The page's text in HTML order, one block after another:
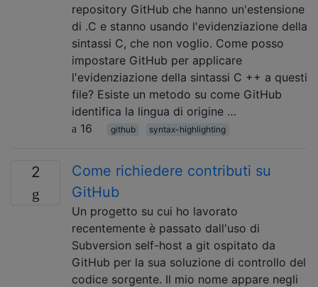
repository GitHub che hanno un'estensione
di .C e stanno usando l'evidenziazione della
sintassi C, che non voglio. Come posso
impostare GitHub per applicare
l'evidenziazione della sintassi C ++ a questi
file? Esiste un metodo su come GitHub
identifica la lingua di origine …
16
github syntax-highlighting
2
Come richiedere contributi su
GitHub
Un progetto su cui ho lavorato
recentemente è passato dall'uso di
Subversion self-host a git ospitato da
GitHub per la sua soluzione di controllo del
codice sorgente. Il mio nome appare negli